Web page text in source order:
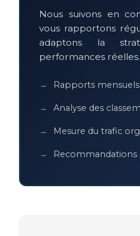
Nous suivons en
vous rapportons
adaptons la
performances réelles.
Rapports
Analyse des
Mesure du trafic
Recommandations